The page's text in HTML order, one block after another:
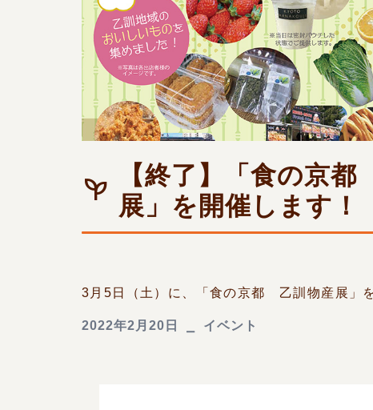
【終了】「食の京
展」を開催します！
3月5日（土）に、「食の京都 乙訓物産展」
2022年2月20日 イベント